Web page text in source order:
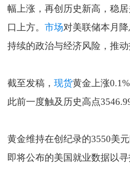
幅上涨，再创历史新高，稳
口上方。 市场对美联储本月
持续的政治与经济风险，推动
截至发稿， 现货黄金上涨
此前一度触及历史高点
黄金维持在创纪录的3550美
即将公布的美国就业数据以